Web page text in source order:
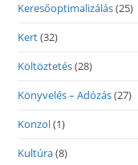
Keresőoptimalizálás(25)
Kert(32)
Költöztetés(28)
Könyvelés – Adózás(27)
Konzol(1)
Kultúra(8)